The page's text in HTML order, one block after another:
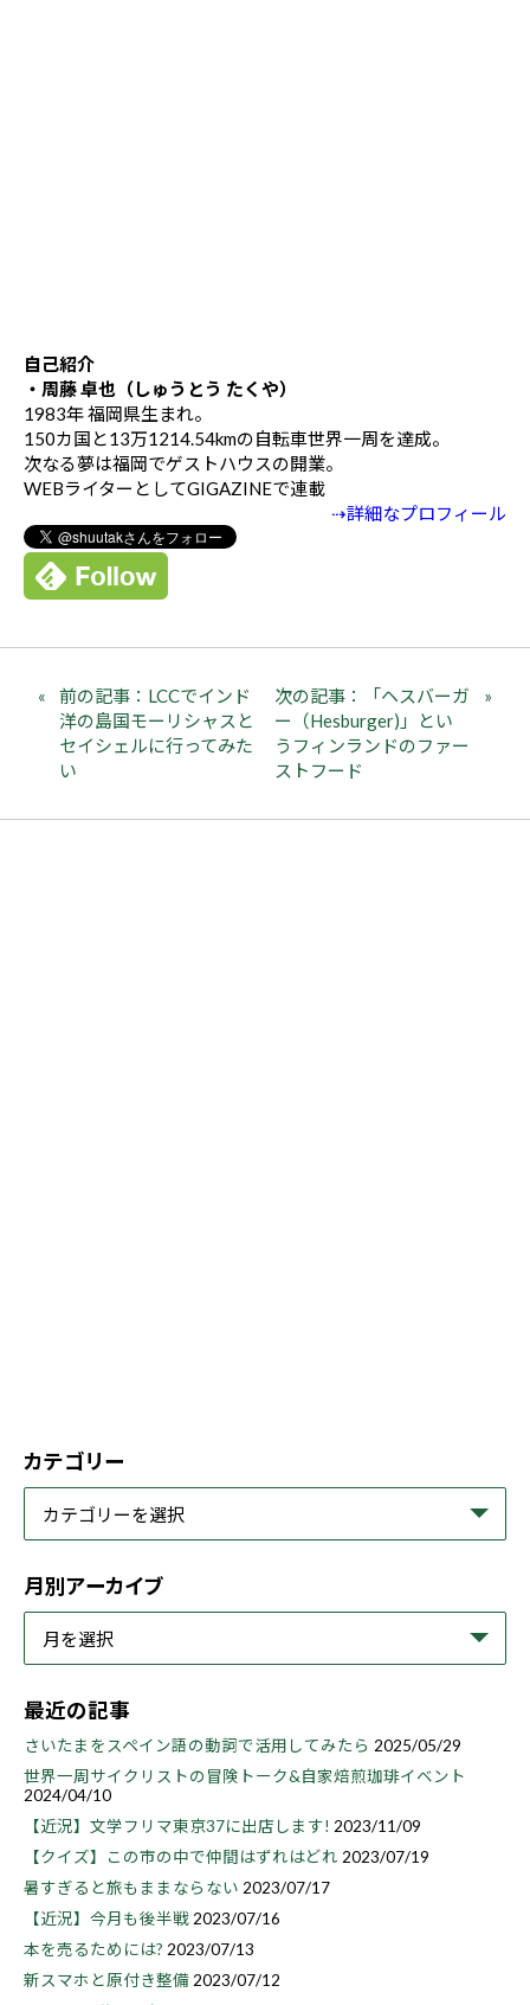
自己紹介
・周藤 卓也（しゅうとう たくや）
1983年 福岡県生まれ。
150カ国と13万1214.54kmの自転車世界一周を達成。
次なる夢は福岡でゲストハウスの開業。
WEBライターとしてGIGAZINEで連載
⇢詳細なプロフィール
前の記事：LCCでインド
洋の島国モーリシャスと
セイシェルに行ってみた
い
次の記事：「ヘスバーガ
ー（Hesburger)」とい
うフィンランドのファー
ストフード
カテゴリー
月別アーカイブ
最近の記事
さいたまをスペイン語の動詞で活用してみたら 2025/05/29
世界一周サイクリストの冒険トーク&自家焙煎珈琲イベント
2024/04/10
【近況】文学フリマ東京37に出店します! 2023/11/09
【クイズ】この市の中で仲間はずれはどれ 2023/07/19
暑すぎると旅もままならない 2023/07/17
【近況】今月も後半戦 2023/07/16
本を売るためには? 2023/07/13
新スマホと原付き整備2023/07/12